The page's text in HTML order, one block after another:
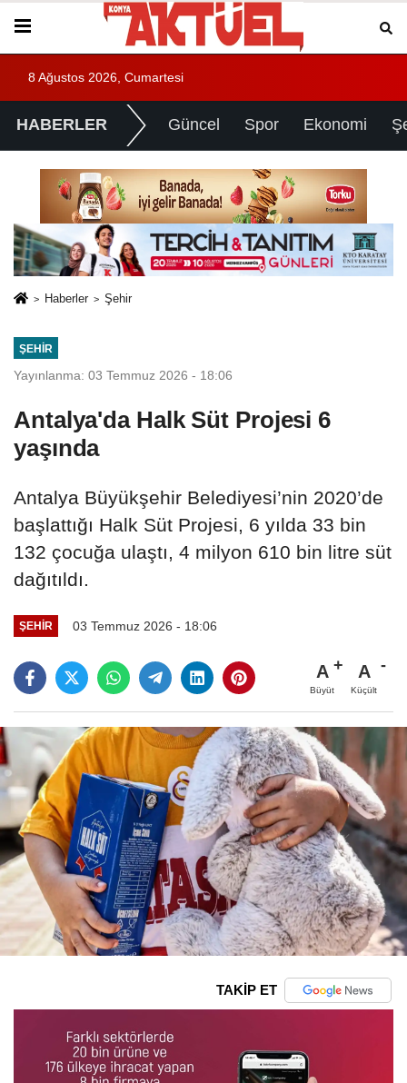
8 Ağustos 2026, Cumartesi
HABERLER Güncel Spor Ekonomi
Haberler Şehir
ŞEHIR
Yayınlanma: 03 Temmuz 2026 - 18:06
Antalya'da Halk Süt Projesi 6
yaşında
Antalya Büyükşehir Belediyesi’nin 2020’de
başlattığı Halk Süt Projesi, 6 yılda 33 bin
132 çocuğa ulaştı, 4 milyon 610 bin litre süt
dağıtıldı.
ŞEHIR 03 Temmuz 2026 - 18:06
A
Büyüt
A
Küçült
TAKİP ET